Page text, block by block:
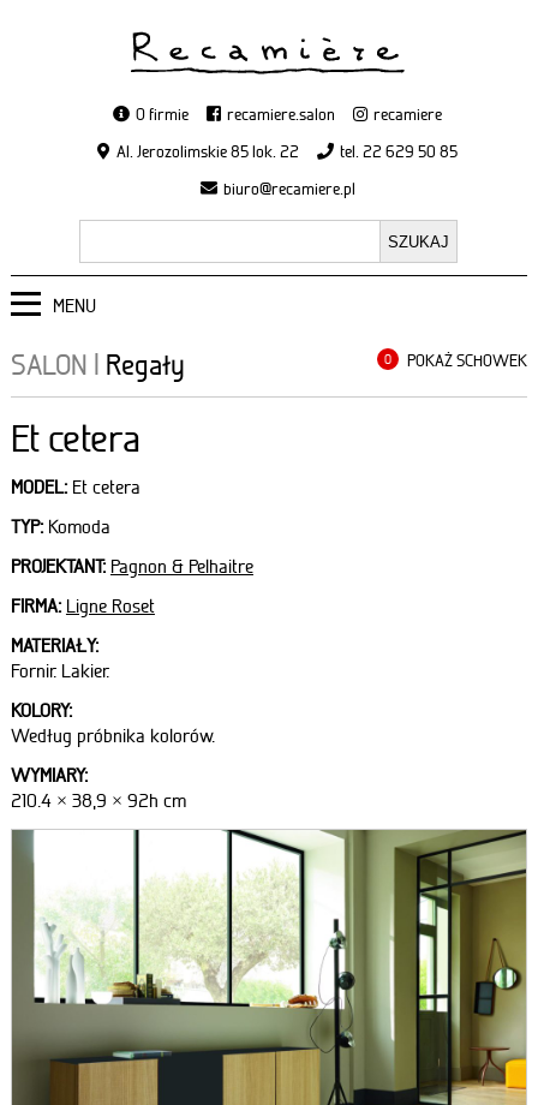
O firmie recamiere.salon
recamiere
Al. Jerozolimskie 85 lok. 22
tel. 22 629 50 85
biuro@recamiere.pl
MENU
SALON Regały 0 POKAŻ SCHOWEK
Et cetera
MODEL:Et cetera
TYP:Komoda
PROJEKTANT: Pagnon & Pelhaitre
FIRMA: Ligne Roset
MATERIAŁY:
Fornir. Lakier.
KOLORY:
Według próbnika kolorów.
WYMIARY:
210.4 × 38,9 × 92h cm